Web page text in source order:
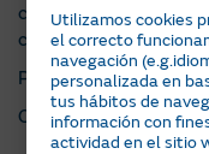
contratados con
concepto incluido en
Podrásconsultar tu
Consulta el resto de
Utilizamos cookies
el correcto
navegación
personalizada en
tus hábitos de
información con
actividad en el sitio